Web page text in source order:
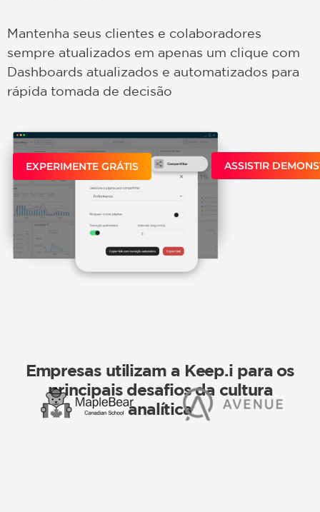
EXPERIMENTE GRÁTIS ASSISTIR
Mantenha seus clientes e colaboradores
sempre atualizados em apenas um clique com
Dashboards atualizados e automatizados para
rápida tomada de decisão
Empresas utilizam a Keep.i para os
principais desafios da cultura
analítica